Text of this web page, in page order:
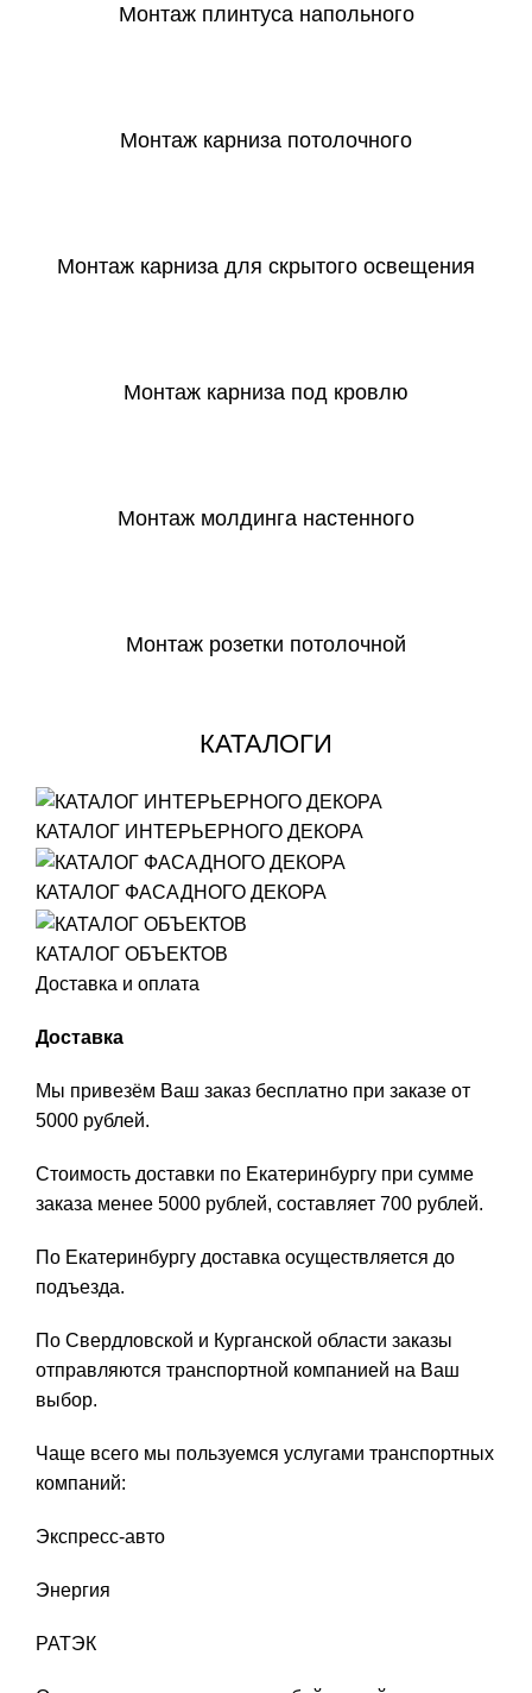
Монтаж плинтуса напольного
Монтаж карниза потолочного
Монтаж карниза для скрытого освещения
Монтаж карниза под кровлю
Монтаж молдинга настенного
Монтаж розетки потолочной
КАТАЛОГИ
КАТАЛОГ ИНТЕРЬЕРНОГО ДЕКОРА
КАТАЛОГ ФАСАДНОГО ДЕКОРА
КАТАЛОГ ОБЪЕКТОВ
Доставка и оплата
Доставка
Мы привезём Ваш заказ бесплатно при заказе от
5000 рублей.
Стоимость доставки по Екатеринбургу при сумме
заказа менее 5000 рублей, составляет 700 рублей.
По Екатеринбургу доставка осуществляется до
подъезда.
По Свердловской и Курганской области заказы
отправляются транспортной компанией на Ваш
выбор.
Чаще всего мы пользуемся услугами транспортных
компаний:
Экспресс-авто
Энергия
РАТЭК